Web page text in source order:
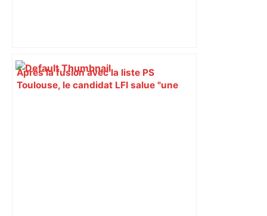
Après la fusion avec la liste PS
Toulouse, le candidat LFI salue "une